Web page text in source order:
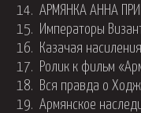
14. АРМЯНКА АННА
15. Императоры
16. Казачая
17. Ролик к фильм
18. Вся правда о
19. Армянское